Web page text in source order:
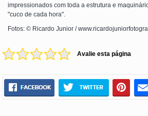
impressionados com toda a estrutura e
"cuco de cada hora".
Fotos: © Ricardo Junior /
Avalie esta página